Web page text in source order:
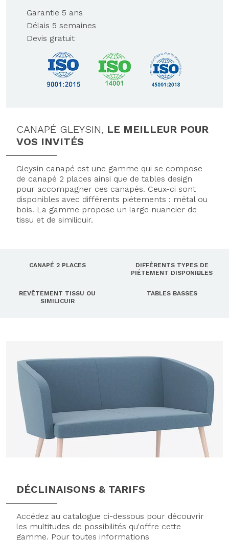
Garantie 5 ans
Délais 5 semaines
Devis gratuit
CANAPÉ GLEYSIN, LE MEILLEUR POUR
VOS INVITÉS
Gleysin canapé est une gamme qui se compose
de canapé 2 places ainsi que de tables design
pour accompagner ces canapés. Ceux-ci sont
disponibles avec différents piétements : métal ou
bois. La gamme propose un large nuancier de
tissu et de similicuir.
CANAPÉ 2 PLACES
DIFFÉRENTS TYPES DE
PIÉTEMENT DISPONIBLES
REVÊTEMENT TISSU OU
SIMILICUIR
TABLES BASSES
DÉCLINAISONS & TARIFS
Accédez au catalogue ci-dessous pour découvrir
les multitudes de possibilités qu'offre cette
gamme. Pour toutes informations